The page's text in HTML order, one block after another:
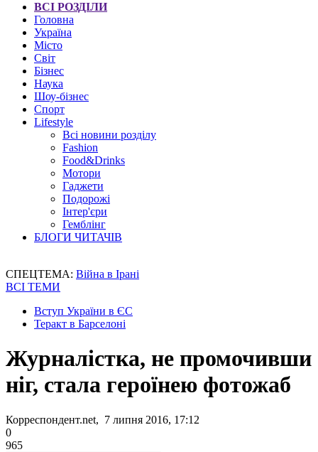
ВСІ РОЗДІЛИ
Головна
Україна
Місто
Світ
Бізнес
Наука
Шоу-бізнес
Спорт
Lifestyle
Всі новини розділу
Fashion
Food&Drinks
Мотори
Гаджети
Подорожі
Інтер'єри
Гемблінг
БЛОГИ ЧИТАЧІВ
СПЕЦТЕМА: Війна в Ірані
ВСІ ТЕМИ
Вступ України в ЄС
Теракт в Барселоні
Журналістка, не промочивши
ніг, стала героїнею фотожаб
Корреспондент.net, 7 липня 2016, 17:12
0
965